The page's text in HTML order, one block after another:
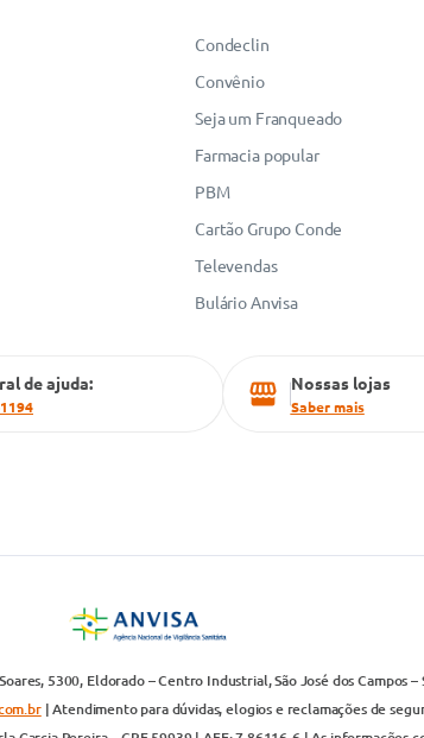
Condeclin
Convênio
Seja um Franqueado
Farmacia popular
PBM
Cartão Grupo Conde
Televendas
Bulário Anvisa
de ajuda: Nossas lojas
Saber mais
5300, Eldorado – Centro Industrial, São José dos
| Atendimento para dúvidas, elogios e reclamações de